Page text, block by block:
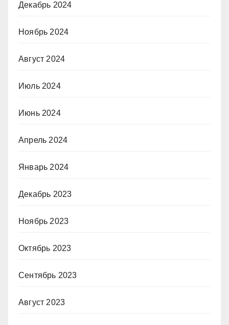
Декабрь 2024
Ноябрь 2024
Август 2024
Июль 2024
Июнь 2024
Апрель 2024
Январь 2024
Декабрь 2023
Ноябрь 2023
Октябрь 2023
Сентябрь 2023
Август 2023